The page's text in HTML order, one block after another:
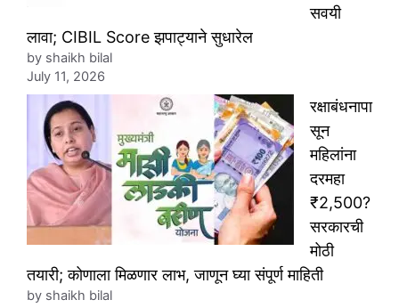
सवयी
लावा; CIBIL Score झपाट्याने सुधारेल
by shaikh bilal
July 11, 2026
रक्षाबंधनापा
सून
महिलांना
दरमहा
₹2,500?
सरकारची
मोठी
तयारी; कोणाला मिळणार लाभ, जाणून घ्या संपूर्ण माहिती
by shaikh bilal